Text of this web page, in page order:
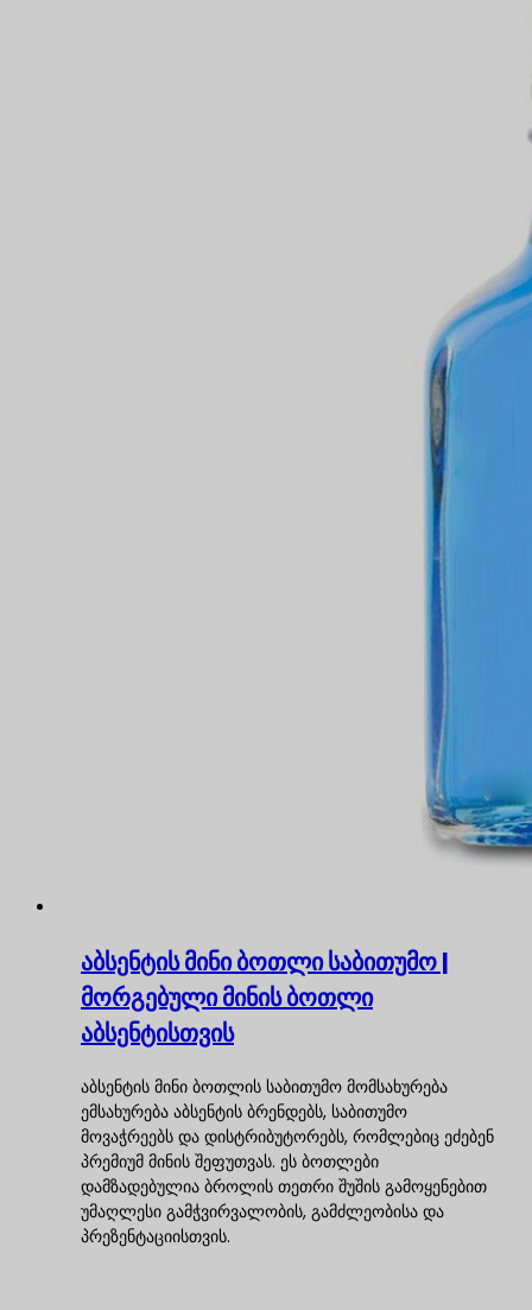
აბსენტის მინი ბოთლი საბითუმო |
მორგებული მინის ბოთლი
აბსენტისთვის
აბსენტის მინი ბოთლის საბითუმო მომსახურება
ემსახურება აბსენტის ბრენდებს, საბითუმო
მოვაჭრეებს და დისტრიბუტორებს, რომლებიც ეძებენ
პრემიუმ მინის შეფუთვას. ეს ბოთლები
დამზადებულია ბროლის თეთრი შუშის გამოყენებით
უმაღლესი გამჭვირვალობის, გამძლეობისა და
პრეზენტაციისთვის.